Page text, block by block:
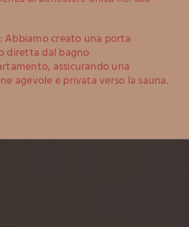
: Abbiamo creato una porta
diretta dal bagno
assicurando una
agevole e privata verso la sauna.